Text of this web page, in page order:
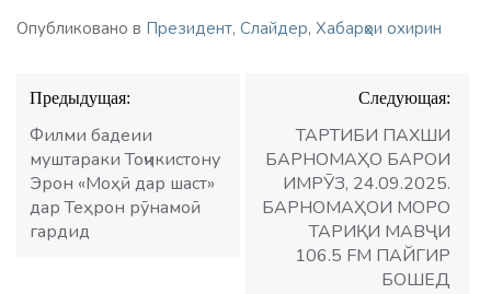
Опубликовано в Президент, Слайдер, Хабарҳои охирин
Навигация
по
записям
Предыдущая:
Филми бадеии
муштараки Тоҷикистону
Эрон «Моҳӣ дар шаст»
дар Теҳрон рӯнамоӣ
гардид
Следующая:
ТАРТИБИ ПАХШИ
БАРНОМАҲО БАРОИ
ИМРӮЗ, 24.09.2025.
БАРНОМАҲОИ МОРО
ТАРИҚИ МАВҶИ
106.5 FM ПАЙГИР
БОШЕД